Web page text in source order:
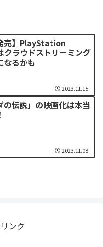
売】PlayStation
ラウドストリーミング
なるかも
2023.11.15
の伝説」の映画化は本当
2023.11.08
ンク